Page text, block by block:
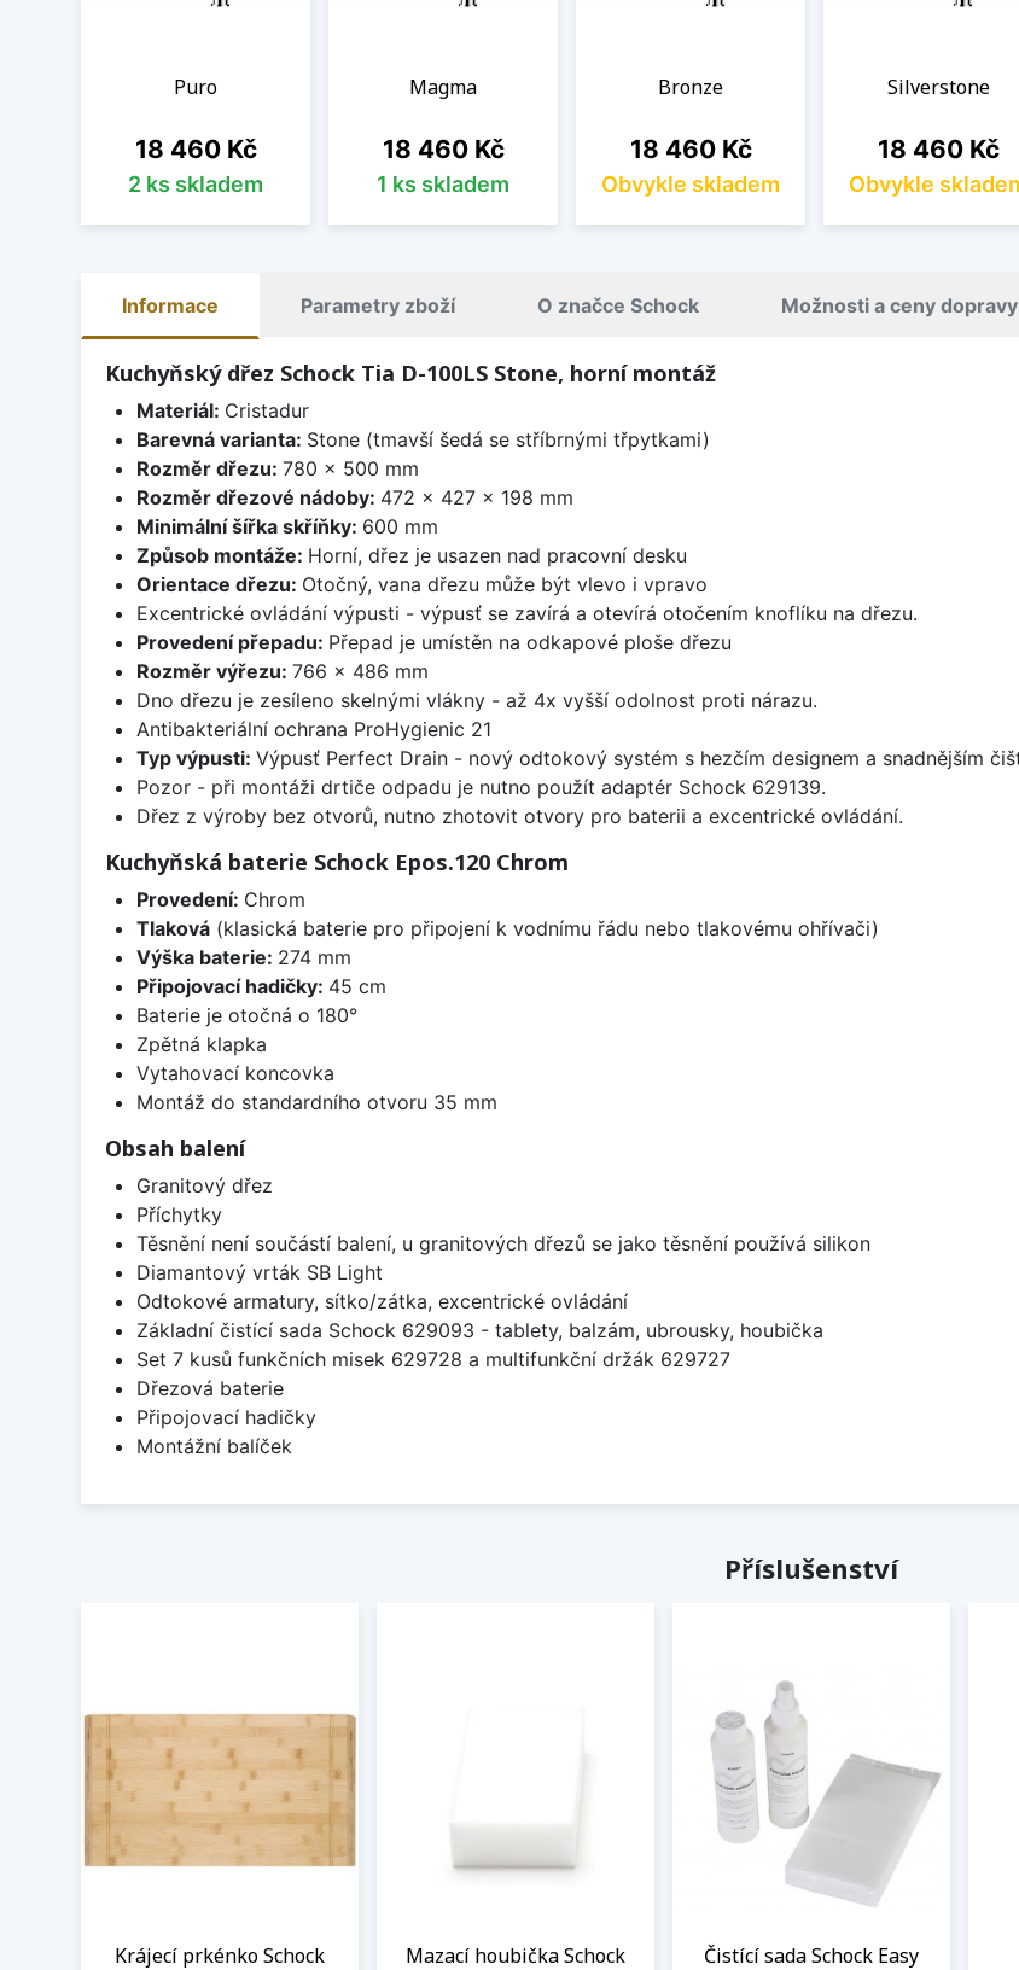
Puro
Cena
18 460 Kč
2 ks skladem
Magma
Cena
18 460 Kč
1 ks skladem
Bronze
Cena
18 460 Kč
Obvykle skladem
Silverstone
Cena
18 460 Kč
Obvykle
Informace Parametry zboží O značce Schock Možnosti a ceny dopravy
Kuchyňský dřez Schock Tia D-100LS Stone, horní montáž
Materiál: Cristadur
Barevná varianta: Stone (tmavší šedá se stříbrnými třpytkami)
Rozměr dřezu: 780 x 500 mm
Rozměr dřezové nádoby: 472 x 427 x 198 mm
Minimální šířka skříňky: 600 mm
Způsob montáže: Horní, dřez je usazen nad pracovní desku
Orientace dřezu: Otočný, vana dřezu může být vlevo i vpravo
Excentrické ovládání výpusti - výpusť se zavírá a otevírá otočením knoflíku na dřezu.
Provedení přepadu: Přepad je umístěn na odkapové ploše dřezu
Rozměr výřezu: 766 x 486 mm
Dno dřezu je zesíleno skelnými vlákny - až 4x vyšší odolnost proti nárazu.
Antibakteriální ochrana ProHygienic 21
Typ výpusti: Výpusť Perfect Drain - nový odtokový systém s hezčím designem a snadnějším
Pozor - při montáži drtiče odpadu je nutno použít adaptér Schock 629139.
Dřez z výroby bez otvorů, nutno zhotovit otvory pro baterii a excentrické ovládání.
Kuchyňská baterie Schock Epos.120 Chrom
Provedení: Chrom
Tlaková(klasická baterie pro připojení k vodnímu řádu nebo tlakovému ohřívači)
Výška baterie: 274 mm
Připojovací hadičky: 45 cm
Baterie je otočná o 180°
Zpětná klapka
Vytahovací koncovka
Montáž do standardního otvoru 35 mm
Obsah balení
Granitový dřez
Příchytky
Těsnění není součástí balení, u granitových dřezů se jako těsnění používá silikon
Diamantový vrták SB Light
Odtokové armatury, sítko/zátka, excentrické ovládání
Základní čistící sada Schock 629093 - tablety, balzám, ubrousky, houbička
Set 7 kusů funkčních misek 629728 a multifunkční držák 629727
Dřezová baterie
Připojovací hadičky
Montážní balíček
Příslušenství
Krájecí prkénko Schock Mazací houbička Schock Čistící sada Schock Easy